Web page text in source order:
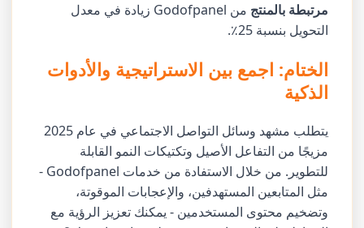
مرتبطة بالمنتج
من Godofpanel زيادة في معدل
التحويل بنسبة 25٪.
الختام: اجمع بين الاستراتيجية والأدوات
الذكية
يتطلب مشهد وسائل التواصل الاجتماعي في عام 2025
مزيجًا من التفاعل الأصيل وتكتيكات النمو القابلة
للتطوير. من خلال الاستفادة من خدمات Godofpanel -
مثل المتابعين المستهدفين، والإعجابات الموقوتة،
وتضخيم محتوى المستخدمين - يمكنك تعزيز الرؤية مع